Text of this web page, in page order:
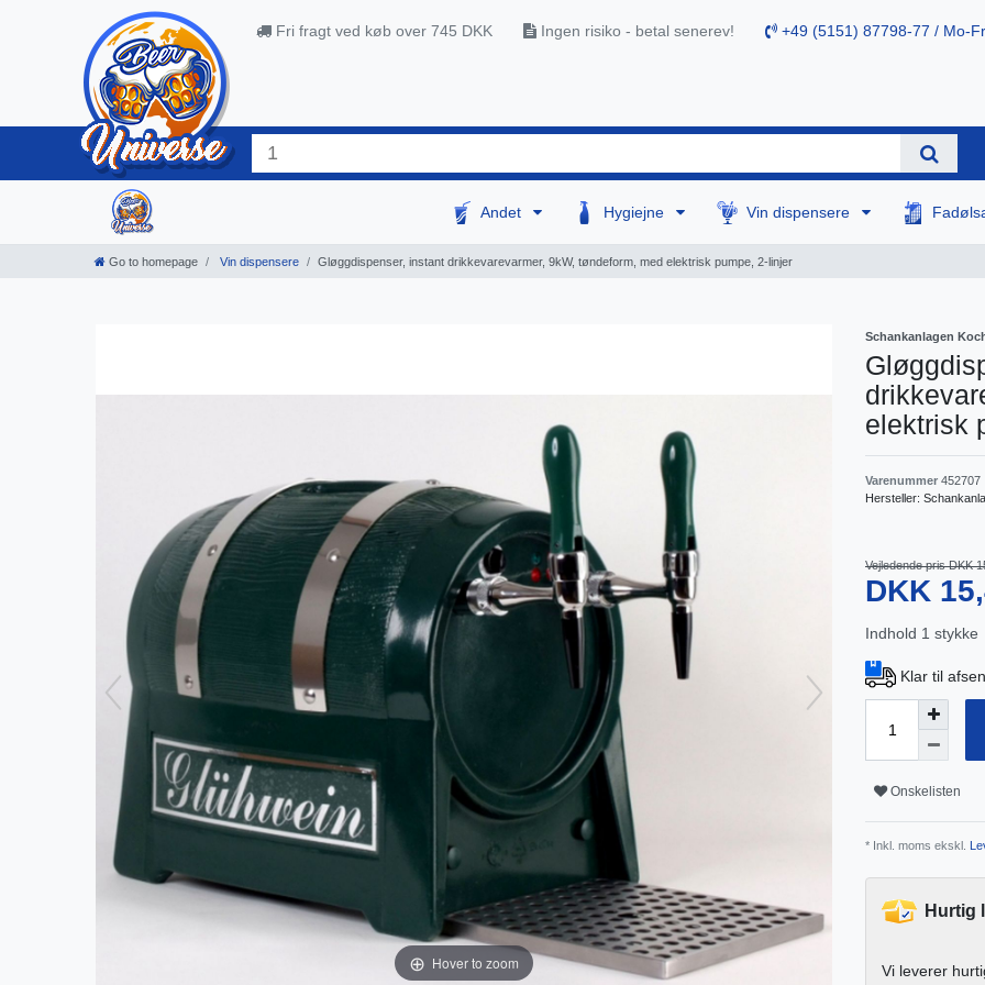
Fri fragt ved køb over 745 DKK Ingen risiko - betal senerev! +49 (5151) 87798-77 / Mo-
Andet Hygiejne Vin dispensere
Go to homepage Vin dispensere Gløggdispenser, instant drikkevarevarmer, 9kW, tøndeform, med elektrisk pumpe, 2-linjer
Hover to zoom
Schankanlagen
elektrisk
Varenummer 452707
Hersteller:
Vejledende pris DKK
DKK
Indhold 1 stykke
Klar til
Onskelisten
* Inkl. moms ekskl.
Hurtig
Vi leverer